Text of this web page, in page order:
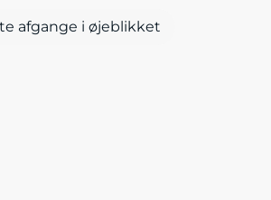
afgange i øjeblikket